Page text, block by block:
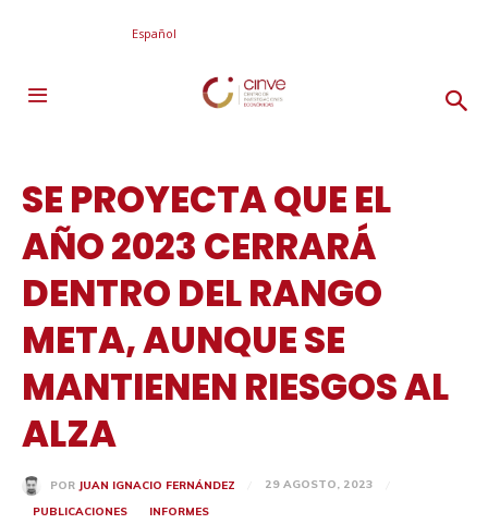
Español
SE PROYECTA QUE EL
AÑO 2023 CERRARÁ
DENTRO DEL RANGO
META, AUNQUE SE
MANTIENEN RIESGOS AL
ALZA
POR JUAN IGNACIO FERNÁNDEZ
29 AGOSTO, 2023
PUBLICACIONES
INFORMES